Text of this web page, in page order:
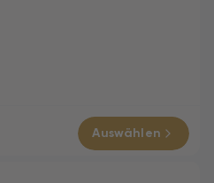
01h 50m
Auswählen